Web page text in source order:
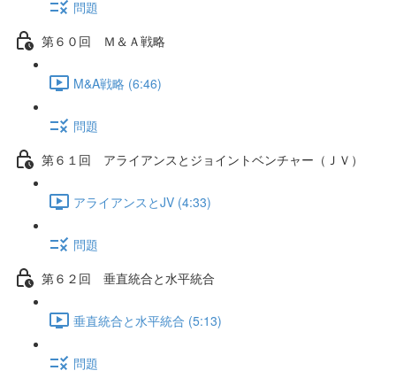
問題
第６０回 Ｍ＆Ａ戦略
M&A戦略 (6:46)
問題
第６１回 アライアンスとジョイントベンチャー（ＪＶ）
アライアンスとJV (4:33)
問題
第６２回 垂直統合と水平統合
垂直統合と水平統合 (5:13)
問題